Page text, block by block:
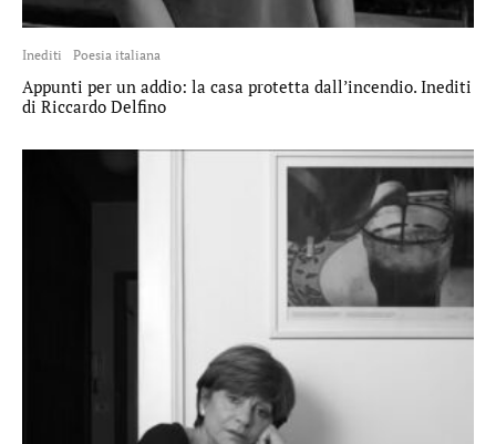
Inediti Poesia italiana
Appunti per un addio: la casa protetta dall’incendio. Inediti
di Riccardo Delfino